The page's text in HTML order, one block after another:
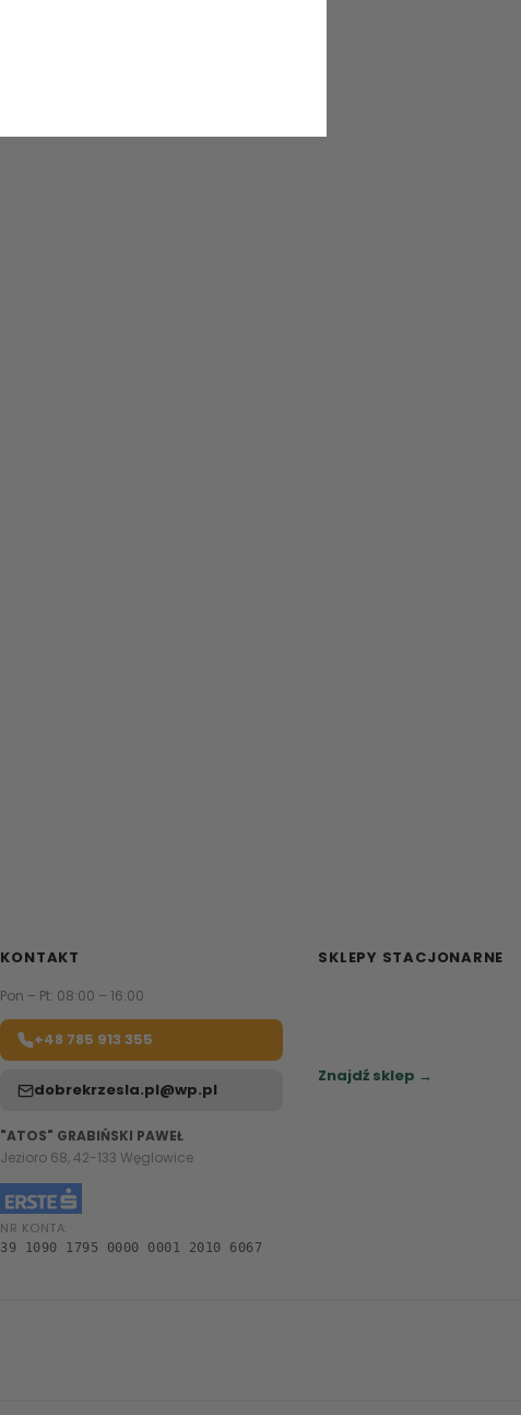
KONTAKT
Pon – Pt: 08:00 – 16:00
+48 785 913 355
dobrekrzesla.pl@wp.pl
"ATOS" GRABIŃSKI PAWEŁ
Jezioro 68, 42-133 Węglowice
NR KONTA:
39 1090 1795 0000 0001 2010 6067
SKLEPY STACJONARNE
Znajdź sklep →